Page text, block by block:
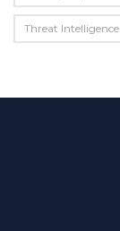
Threat Intelligence